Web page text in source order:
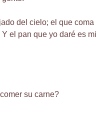
del cielo; el que coma
el pan que yo daré es mi
su carne?